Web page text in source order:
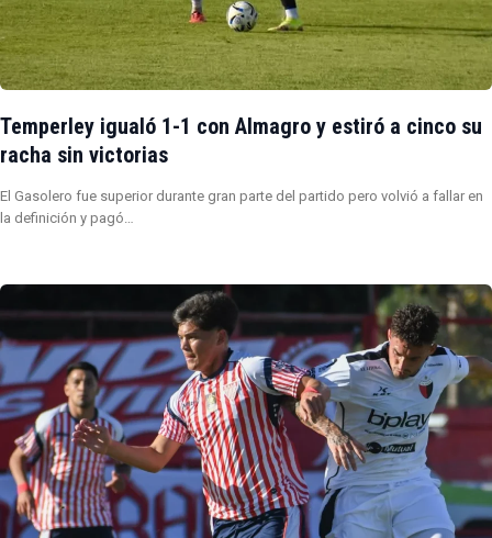
Temperley igualó 1-1 con Almagro y estiró a cinco su
racha sin victorias
El Gasolero fue superior durante gran parte del partido pero volvió a fallar en
la definición y pagó…